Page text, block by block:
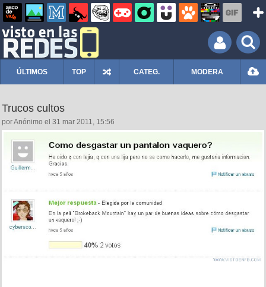
ÚLTIMOS TOP CATEG. MODERA
Trucos cultos
por Anónimo el 31 mar 2011, 15:56